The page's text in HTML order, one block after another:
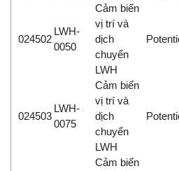
024502
LWH-
0050
Cảm biến
vị trí và
dịch
chuyển
LWH
024503
LWH-
0075
Cảm biến
vị trí và
dịch
chuyển
LWH
Cảm biến